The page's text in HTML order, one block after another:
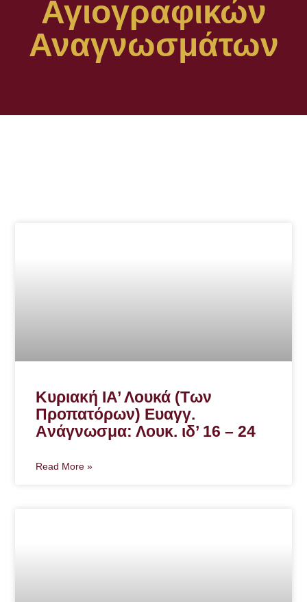
Αγιογραφικών
Αναγνωσμάτων
Κυριακή ΙΑ’ Λουκά (Των
Προπατόρων) Ευαγγ.
Aνάγνωσμα: Λουκ. ιδ’ 16 – 24
Read More »